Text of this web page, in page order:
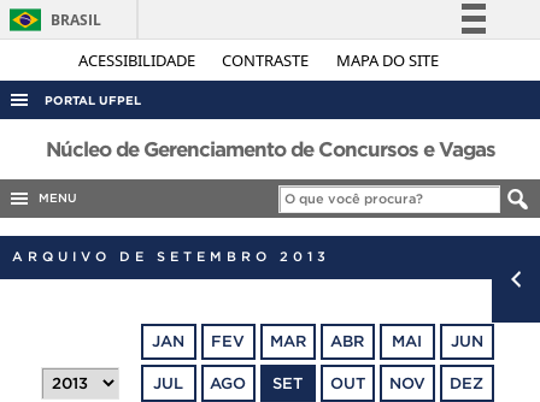
ACESSIBILIDADE CONTRASTE MAPA DO SITE
BRASIL
Simplifique!
Legislação
Canais
PORTAL UFPEL
ACESSO À INFORMAÇÃO
AUDITORIA
CONCURSOS
OUVIDORIA
Núcleo de Gerenciamento de Concursos e Vagas
MENU
ARQUIVO DE SETEMBRO 2013
JAN FEV MAR ABR MAI JUN
JUL AGO SET OUT NOV DEZ